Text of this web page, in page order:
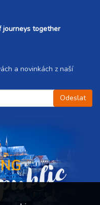
journeys together
a novinkách z naší